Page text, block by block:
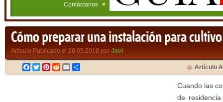
Contáctanos
Cómo preparar una instalación para
Artículo Publicado el 26.05.2016 por Javi
Facebook
TwitterPinterest
RedditEmail Artículo
Cuando las
de